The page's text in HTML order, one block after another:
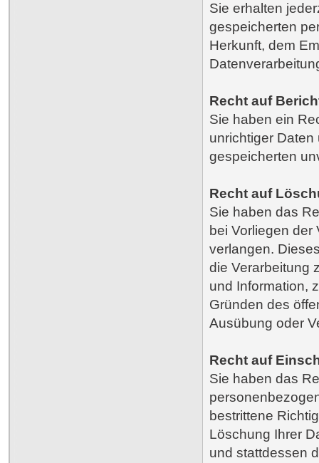
Sie erhalten
gespeicherten
Herkunft, dem
Recht auf
Sie haben ein
unrichtiger
gespeicherten
Recht auf
Sie haben das
bei Vorliegen
verlangen.
die Verarbeitung
und Information,
Gründen des
Ausübung oder
Recht auf
Sie haben das
bestrittene
Löschung Ihrer
und stattdessen